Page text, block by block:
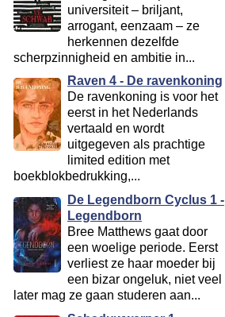
universiteit – briljant,
arrogant, eenzaam – ze
herkennen dezelfde
scherpzinnigheid en ambitie in...
Raven 4 - De ravenkoning
De ravenkoning is voor het
eerst in het Nederlands
vertaald en wordt
uitgegeven als prachtige
limited edition met
boekblokbedrukking,...
De Legendborn Cyclus 1 -
Legendborn
Bree Matthews gaat door
een woelige periode. Eerst
verliest ze haar moeder bij
een bizar ongeluk, niet veel
later mag ze gaan studeren aan...